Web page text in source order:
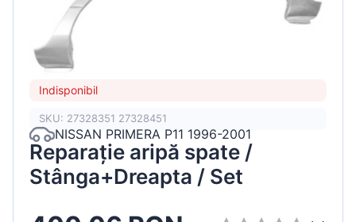
Indisponibil
SKU: 27328351 27328451
NISSAN PRIMERA P11 1996-2001
Reparație aripă spate /
Stânga+Dreapta / Set